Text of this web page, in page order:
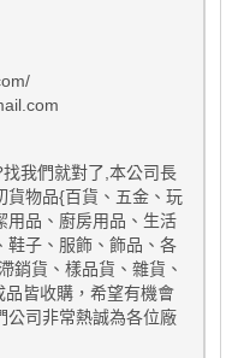
我們就對了,本公司長
貨物品{百貨、五金、玩
用品、廚房用品、生活
鞋子、服飾、飾品、各
銷貨、樣品貨、雜貨、
皆收購，希望有機會
公司非常熱誠為各位廠